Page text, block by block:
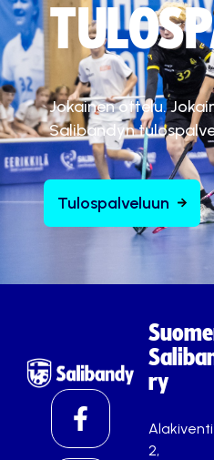
Jokainen ottelu.
Salibandyn
Tulospalveluun
ry
2,